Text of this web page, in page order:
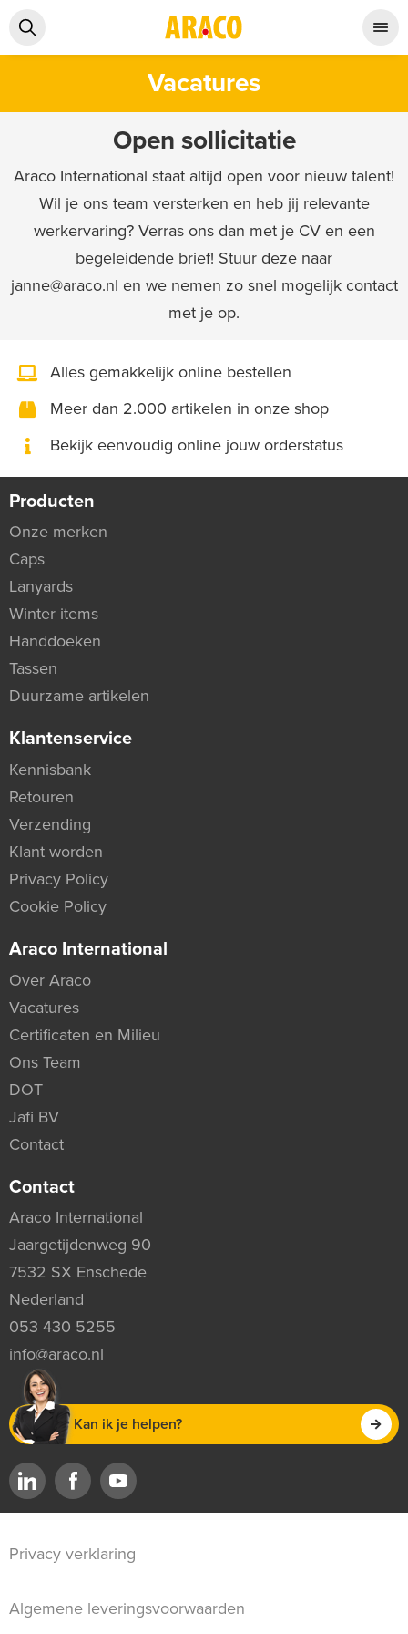
Vacatures
Open sollicitatie
Araco International staat altijd open voor nieuw talent!
Wil je ons team versterken en heb jij relevante
werkervaring? Verras ons dan met je CV en een
begeleidende brief! Stuur deze naar
janne@araco.nl en we nemen zo snel mogelijk contact
met je op.
Alles gemakkelijk online bestellen
Meer dan 2.000 artikelen in onze shop
Bekijk eenvoudig online jouw orderstatus
Producten
Onze merken
Caps
Lanyards
Winter items
Handdoeken
Tassen
Duurzame artikelen
Klantenservice
Kennisbank
Retouren
Verzending
Klant worden
Privacy Policy
Cookie Policy
Araco International
Over Araco
Vacatures
Certificaten en Milieu
Ons Team
DOT
Jafi BV
Contact
Contact
Araco International
Jaargetijdenweg 90
7532 SX Enschede
Nederland
053 430 5255
info@araco.nl
Kan ik je helpen?
Privacy verklaring
Algemene leveringsvoorwaarden